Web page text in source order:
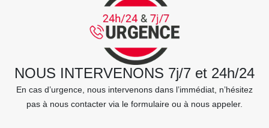
NOUS INTERVENONS 7j/7 et 24h/24
En cas d’urgence, nous intervenons dans l’immédiat, n’hésitez
pas à nous contacter via le formulaire ou à nous appeler.